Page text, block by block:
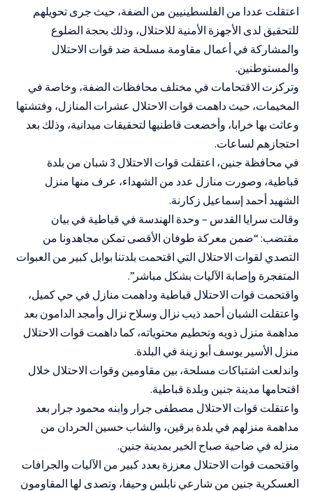
اعتقلت عددا من الفلسطينيين من الضفة، حيث جرى تحويلهم
للتحقيق لدى الأجهزة الأمنية للاحتلال، وذلك بحجة الضلوع
والمشاركة في أعمال مقاومة مسلحة ضد قوات الاحتلال
والمستوطنين.
وتركزت الاقتحامات في مختلف محافظات الضفة، وخاصة في
المخيمات، حيث داهمت قوات الاحتلال عشرات المنازل، وفتشتها
وعاثت بها خرابا، وأخضعت قاطنيها لتحقيقات ميدانية، وذلك بعد
احتجازهم لساعات.
في محافظة جنين، اعتقلت قوات الاحتلال 3 شبان من بلدة
قباطية، وصورت منازل عدد من الشهداء، عرف منها منزل
الشهيد أحمد إسماعيل زكارنة.
وقالت سرايا القدس – وحدة الهندسة في قباطية في بيان
مقتضب: “ضمن معركة طوفان الأقصى تمكن مجاهدونا من
التصدي لقوات الاحتلال التي اقتحمت بلدتنا بوابل كبير من العبوات
المتفجرة وإصابة الآليات بشكل مباشر”.
واقتحمت قوات الاحتلال قباطية وداهمت منازل في حي كميل،
واعتقلت الشبان أحمد ذيب نزال وسلاح نزال وأمجد الدامون بعد
مداهمة منزل ذويه وتحطيم محتوياته، كما داهمت قوات الاحتلال
منزل الأسير يوسف أبو زينة في البلدة.
واندلعت اشتباكات مسلحة، بين مقاومين وقوات الاحتلال خلال
اقتحامها مدينة جنين وبلدة قباطية.
واعتقلت قوات الاحتلال مصطفى جرار وابنه محمود جرار بعد
مداهمة منزلهم في بلدة برقين، والشاب حسين الحردان من
منزله في ضاحية صباح الخير بمدينة جنين.
واقتحمت قوات الاحتلال معززة بعدد كبير من الآليات والجرافات
العسكرية جنين من شارعي نابلس وحيفا، وتصدى لها المقاومون